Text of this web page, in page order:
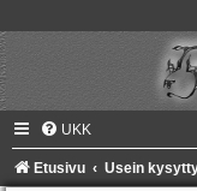
UKK
Etusivu Usein